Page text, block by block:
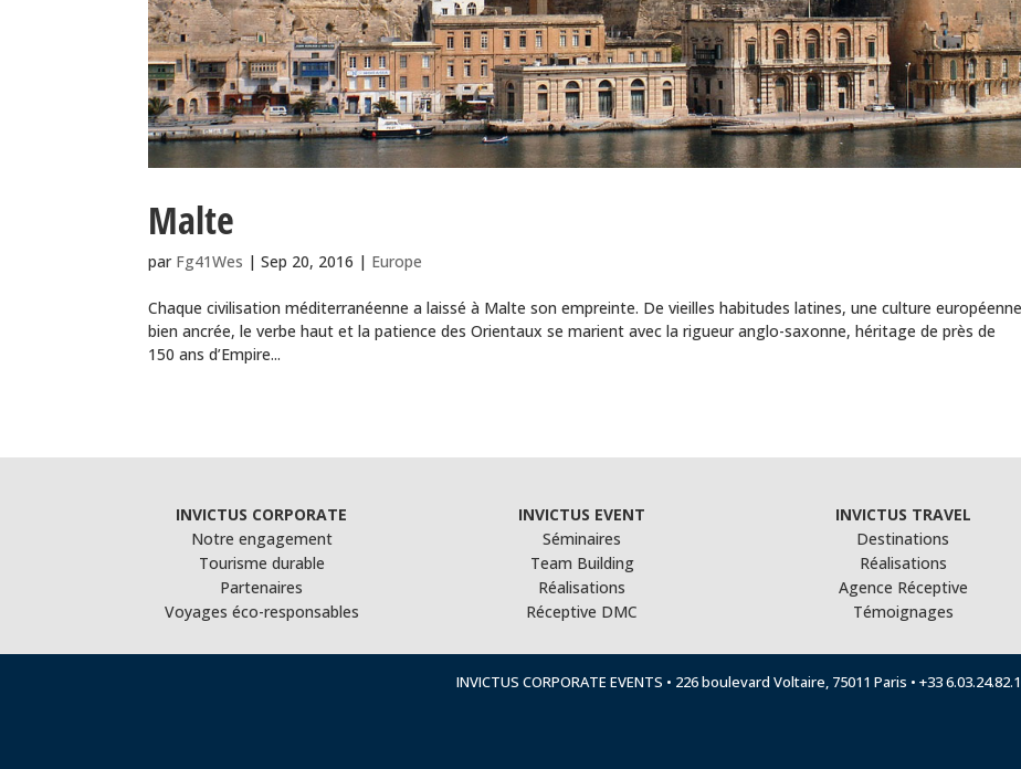
Malte
par Fg41Wes |Sep 20, 2016 | Europe
Chaque civilisation méditerranéenne a laissé à Malte son empreinte. De vieilles habitudes latines, une culture européenne
bien ancrée, le verbe haut et la patience des Orientaux se marient avec la rigueur anglo-saxonne, héritage de près de
150 ans d’Empire...
INVICTUS CORPORATE
Notre engagement
Tourisme durable
Partenaires
Voyages éco-responsables
INVICTUS EVENT
Séminaires
Team Building
Réalisations
Réceptive DMC
INVICTUS TRAVEL
Destinations
Réalisations
Agence Réceptive
Témoignages
INVICTUS CORPORATE EVENTS • 226 boulevard Voltaire, 75011 Paris • +33